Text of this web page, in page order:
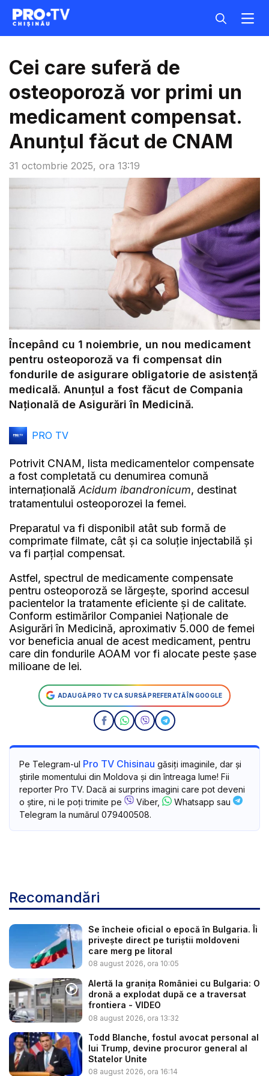
31 octombrie 2025, ora 13:19
Cei care suferă de
osteoporoză vor primi un
medicament compensat.
Anunțul făcut de CNAM
Începând cu 1 noiembrie, un nou medicament
pentru osteoporoză va fi compensat din
fondurile de asigurare obligatorie de asistență
medicală. Anunțul a fost făcut de Compania
Națională de Asigurări în Medicină.
PRO TV
Potrivit CNAM, lista medicamentelor compensate
a fost completată cu denumirea comună
internațională Acidum ibandronicum, destinat
tratamentului osteoporozei la femei.
Preparatul va fi disponibil atât sub formă de
comprimate filmate, cât și ca soluție injectabilă și
va fi parțial compensat.
Astfel, spectrul de medicamente compensate
pentru osteoporoză se lărgește, sporind accesul
pacientelor la tratamente eficiente și de calitate.
Conform estimărilor Companiei Naționale de
Asigurări în Medicină, aproximativ 5.000 de femei
vor beneficia anual de acest medicament, pentru
care din fondurile AOAM vor fi alocate peste șase
milioane de lei.
ADAUGĂ PRO TV CA SURSĂ PREFERATĂ ÎN GOOGLE
Pe Telegram-ul Pro TV Chisinau găsiți imaginile, dar și
știrile momentului din Moldova și din întreaga lume! Fii
reporter Pro TV. Dacă ai surprins imagini care pot deveni
o știre, ni le poți trimite pe
Viber,
Whatsapp sau
Telegram la numărul 079400508.
Recomandări
Se încheie oficial o epocă în Bulgaria. Îi
privește direct pe turiștii moldoveni
care merg pe litoral
08 august 2026, ora 10:05
Alertă la granița României cu Bulgaria: O
dronă a explodat după ce a traversat
frontiera - VIDEO
08 august 2026, ora 13:32
Todd Blanche, fostul avocat personal al
lui Trump, devine procuror general al
Statelor Unite
08 august 2026, ora 16:14